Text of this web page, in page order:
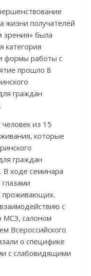
жизни получателей
зрения» была
категория
формы работы с
прошло 8
граждан
из 15
которые
граждан
В ходе семинара
проживающих.
с
МСЭ, салоном
Всероссийского
о специфике
с слабовидящими